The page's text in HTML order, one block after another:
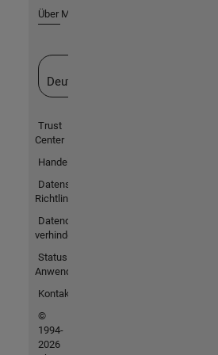
Über MathWorks
Deutschland
Trust
Center
Handelsmarken
Datenschutz-
Richtlinien
Datendiebstahl
verhindern
Status von
Anwendungen
Kontakt
©
1994-
2026